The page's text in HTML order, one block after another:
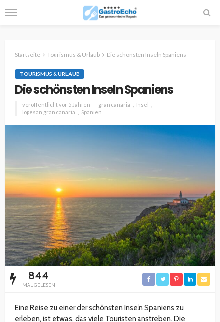
Startseite Tourismus & Urlaub Die schönsten Inseln Spaniens
TOURISMUS & URLAUB
Die schönsten Inseln Spaniens
veröffentlicht vor 5 Jahren gran canaria
Insel
lopesan gran canaria
Spanien
844
MAL GELESEN
Eine Reise zu einer der schönsten Inseln Spaniens zu
erleben, ist etwas, das viele Touristen anstreben. Die